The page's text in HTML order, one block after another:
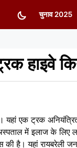
चुनाव 2025
हाइवे
यहां एक ट्रक
में इलाज के लिए
है। यहां रायबरेली